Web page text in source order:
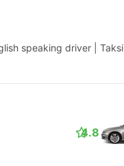
speaking driver Taksi
4.8